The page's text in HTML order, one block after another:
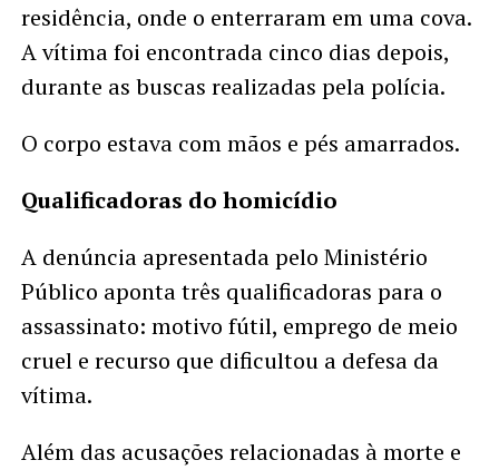
residência, onde o enterraram em uma cova.
A vítima foi encontrada cinco dias depois,
durante as buscas realizadas pela polícia.
O corpo estava com mãos e pés amarrados.
Qualificadoras do homicídio
A denúncia apresentada pelo Ministério
Público aponta três qualificadoras para o
assassinato: motivo fútil, emprego de meio
cruel e recurso que dificultou a defesa da
vítima.
Além das acusações relacionadas à morte e